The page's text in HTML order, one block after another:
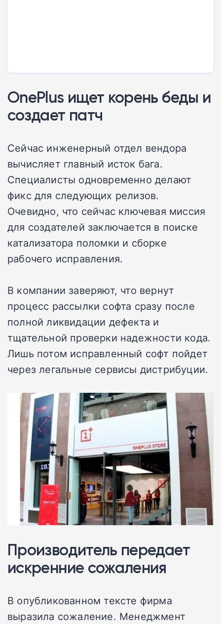
OnePlus ищет корень беды и
создает патч
Сейчас инженерный отдел вендора
вычисляет главный исток бага.
Специалисты одновременно делают
фикс для следующих релизов.
Очевидно, что сейчас ключевая миссия
для создателей заключается в поиске
катализатора поломки и сборке
рабочего исправления.
В компании заверяют, что вернут
процесс рассылки софта сразу после
полной ликвидации дефекта и
тщательной проверки надежности кода.
Лишь потом исправленный софт пойдет
через легальные сервисы дистрибуции.
Производитель передает
искренние сожаления
В опубликованном тексте фирма
выразила сожаление. Менеджмент